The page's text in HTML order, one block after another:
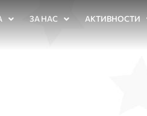
ЗА НАС АКТИВНОСТИ